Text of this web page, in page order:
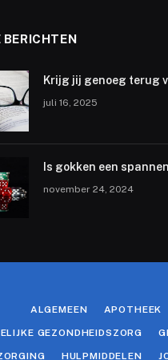
Krijg jij genoeg terug
juli 16, 2025
Is gokken een
november 24, 2024
ALGEMEEN APOTHEEK
GEZONDHEIDSZORG
HULPMIDDELEN